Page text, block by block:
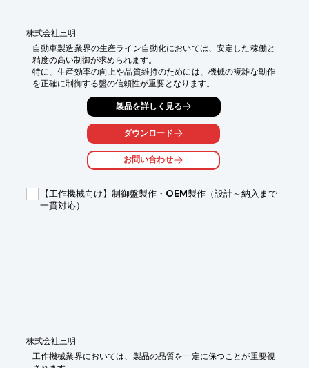
株式会社三明
自動車製造業界の生産ライン自動化においては、安定した稼働と
精度の高い制御が求められます。
特に、生産効率の向上や品質維持のためには、機械の複雑な動作
を正確に制御する盤の信頼性が重要となります。
当社の制御盤は、お客様の具体的なニーズに応じたソフト/ハード
設計から、板金製作、組立、現地試運転までを一貫して対応し、
生産ラインの自動化をサポートいたします。
【活用シーン】
・生産ラインの自動化・省力化
・既存設備の制御システム更新
【導入の効果】
・生産効率の向上
製品を詳しく見る
ダウンロード
お問い合わせ
【工作機械向け】制御盤製作・OEM製作（設計～納入まで
一貫対応）
株式会社三明
工作機械業界においては、製品の品質を一定に保つことが重要視